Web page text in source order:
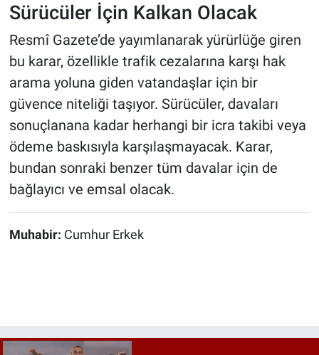
Sürücüler İçin Kalkan Olacak
Resmî Gazete’de yayımlanarak yürürlüğe giren
bu karar, özellikle trafik cezalarına karşı hak
arama yoluna giden vatandaşlar için bir
güvence niteliği taşıyor. Sürücüler, davaları
sonuçlanana kadar herhangi bir icra takibi veya
ödeme baskısıyla karşılaşmayacak. Karar,
bundan sonraki benzer tüm davalar için de
bağlayıcı ve emsal olacak.
Muhabir: Cumhur Erkek